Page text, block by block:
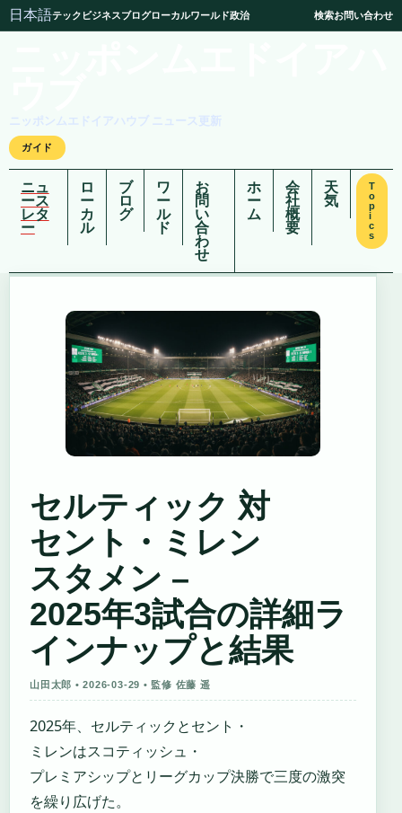
日本語テック ビジネスブログローカルワールド政治 検索お問い合わせ
ニッポンムエドイアハウブ ニュース更新
ガイド
ニュ
ース
レタ
ー
ロ
ー
カ
ル
ブ
ロ
グ
ワ
ー
ル
ド
お
問
い
合
わ
せ
ホ
ー
ム
会
社
概
要
天
気
T
o
p
i
c
s
セルティック 対
セント・ミレン
スタメン –
2025年3試合の詳細ラ
インナップと結果
山田太郎 • 2026-03-29 • 監修 佐藤 遥
2025年、セルティックとセント・
ミレンはスコティッシュ・
プレミアシップとリーグカップ決勝で三度の激突
を繰り広げた。